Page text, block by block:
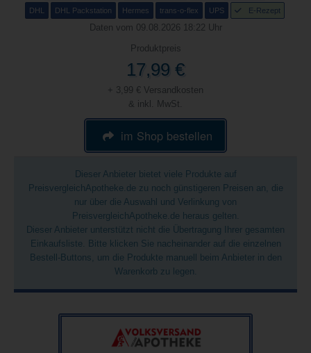
DHL DHL Packstation Hermes trans-o-flex UPS E-Rezept
Daten vom 09.08.2026 18:22 Uhr
Produktpreis
17,99 €
+ 3,99 € Versandkosten
& inkl. MwSt.
im Shop bestellen
Dieser Anbieter bietet viele Produkte auf
PreisvergleichApotheke.de zu noch günstigeren Preisen an, die
nur über die Auswahl und Verlinkung von
PreisvergleichApotheke.de heraus gelten.
Dieser Anbieter unterstützt nicht die Übertragung Ihrer gesamten
Einkaufsliste. Bitte klicken Sie nacheinander auf die einzelnen
Bestell-Buttons, um die Produkte manuell beim Anbieter in den
Warenkorb zu legen.